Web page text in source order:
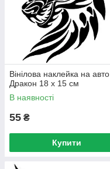
Вінілова наклейка на авто
Дракон 18 х 15 см
В наявності
55 ₴
Купити